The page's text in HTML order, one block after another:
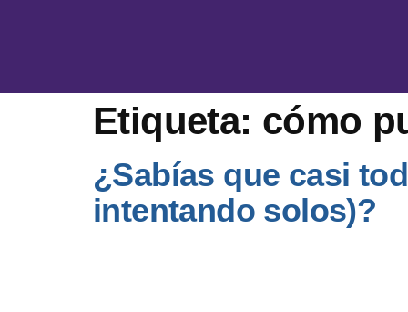
Etiqueta: cómo
¿Sabías que casi
intentando solos)?